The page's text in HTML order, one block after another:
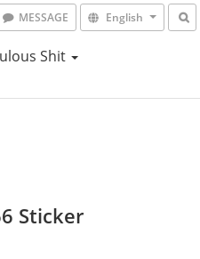
MESSAGE English
Shit
Sticker